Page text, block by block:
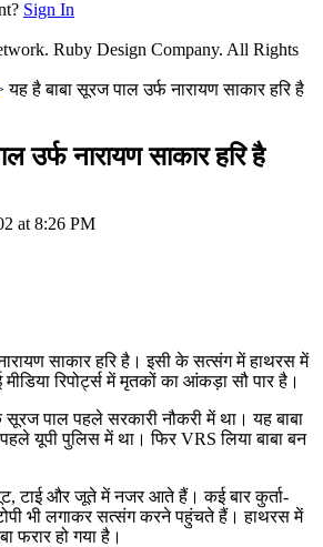
Sign In
Ruby Design Company. All Rights
यह है बाबा सूरज पाल उर्फ नारायण साकार हरि है
उर्फ नारायण साकार हरि है
at 8:26 PM
साकार हरि है। इसी के सत्संग में हाथरस में
रिपोर्ट्स में मृतकों का आंकड़ा सौ पार है।
सूरज पाल पहले सरकारी नौकरी में था। यह बाबा
यूपी पुलिस में था। फिर VRS लिया बाबा बन
टाई और जूते में नजर आते हैं। कई बार कुर्ता-
भी लगाकर सत्संग करने पहुंचते हैं। हाथरस में
फरार हो गया है।